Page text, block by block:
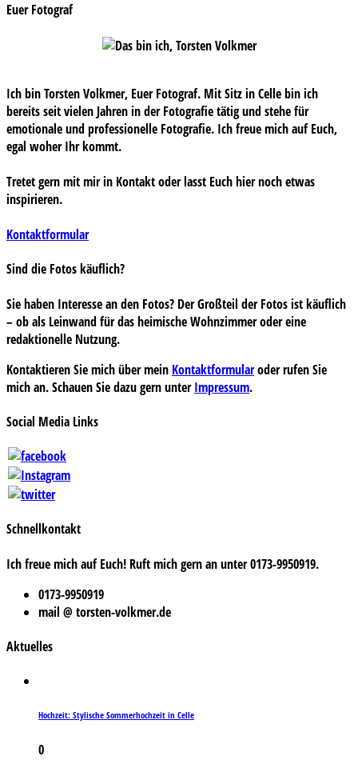
Euer Fotograf
Ich bin Torsten Volkmer, Euer Fotograf. Mit Sitz in Celle bin ich
bereits seit vielen Jahren in der Fotografie tätig und stehe für
emotionale und professionelle Fotografie. Ich freue mich auf Euch,
egal woher Ihr kommt.
Tretet gern mit mir in Kontakt oder lasst Euch hier noch etwas
inspirieren.
Kontaktformular
Sind die Fotos käuflich?
Sie haben Interesse an den Fotos? Der Großteil der Fotos ist käuflich
– ob als Leinwand für das heimische Wohnzimmer oder eine
redaktionelle Nutzung.
Kontaktieren Sie mich über mein Kontaktformularoder rufen Sie
mich an. Schauen Sie dazu gern unterImpressum.
Social Media Links
Schnellkontakt
Ich freue mich auf Euch! Ruft mich gern an unter 0173-9950919.
0173-9950919
mail @ torsten-volkmer.de
Aktuelles
Hochzeit: Stylische Sommerhochzeit in Celle
0